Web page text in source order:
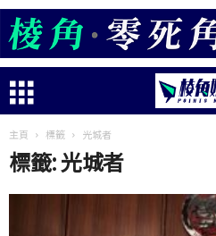
主頁 標籤 光城者
標籤: 光城者